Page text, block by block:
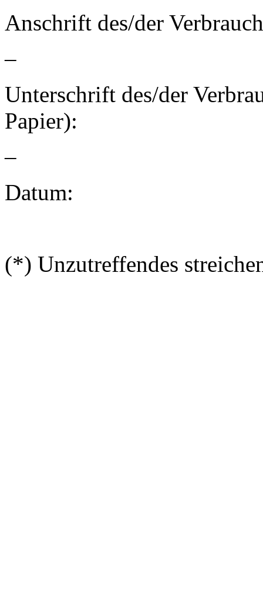
Anschrift des/der
–
Unterschrift des/der
Papier):
–
Datum:
(*) Unzutreffendes